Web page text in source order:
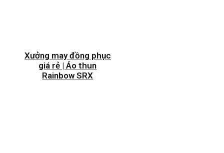
Xưởng may đồng phục
giá rẻ | Áo thun
Rainbow SRX